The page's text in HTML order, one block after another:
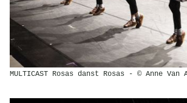
MULTICAST Rosas danst Rosas - © Anne Van